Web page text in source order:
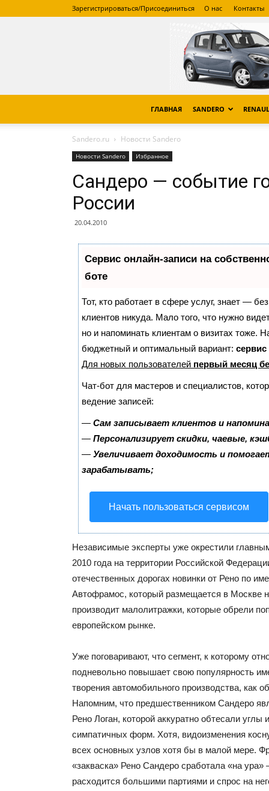
Зарегистрироваться/Присоединиться О нас Контакты
ГЛАВНАЯ SANDERO
Sandero.ru Новости Sandero
Новости Sandero Избранное
Сандеро — событие
России
20.04.2010
Сервис онлайн-записи на
боте
Тот, кто работает в сфере услуг, знает —
клиентов никуда. Мало того, что нужно
но и напоминать клиентам о визитах тоже.
бюджетный и оптимальный вариант:
Для новых пользователей первый месяц
Чат-бот для мастеров и специалистов,
ведение записей:
— Сам записывает клиентов и
— Персонализирует скидки, чаевые,
— Увеличивает доходимость и
зарабатывать;
Начать пользоваться сервисом
Независимые эксперты уже окрестили
2010 года на территории Российской
отечественных дорогах новинки от Рено по
Автофрамос, который размещается в Москве
производит малолитражки, которые обрели
европейском рынке.
Уже поговаривают, что сегмент, к которому
подневольно повышает свою популярность
творения автомобильного производства, как
Напомним, что предшественником Сандеро
Рено Логан, которой аккуратно обтесали углы
симпатичных форм. Хотя, видоизменения
всех основных узлов хотя бы в малой мере.
«закваска» Рено Сандеро сработала «на
расходится большими партиями и спрос на